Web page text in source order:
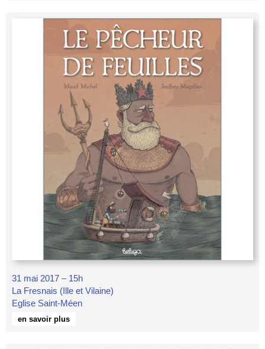
31 mai 2017 – 15h
La Fresnais (Ille et Vilaine)
Eglise Saint-Méen
en savoir plus